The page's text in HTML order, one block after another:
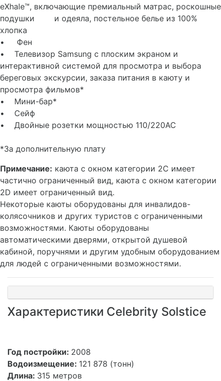
eXhale™, включающие премиальный матрас, роскошные
подушки и одеяла, постельное белье из 100%
хлопка
• Фен
• Телевизор Samsung с плоским экраном и
интерактивной системой для просмотра и выбора
береговых экскурсии, заказа питания в каюту и
просмотра фильмов*
• Мини-бар*
• Сейф
• Двойные розетки мощностью 110/220AC
*За дополнительную плату
Примечание: каюта с окном категории 2C имеет
частично ограниченный вид, каюта с окном категории
2D имеет ограниченный вид.
Некоторые каюты оборудованы для инвалидов-
колясочников и других туристов с ограниченными
возможностями. Каюты оборудованы
автоматическими дверями, открытой душевой
кабиной, поручнями и другим удобным оборудованием
для людей с ограниченными возможностями.
Характеристики Celebrity Solstice
Год постройки: 2008
Водоизмещение: 121 878 (тонн)
Длина: 315 метров